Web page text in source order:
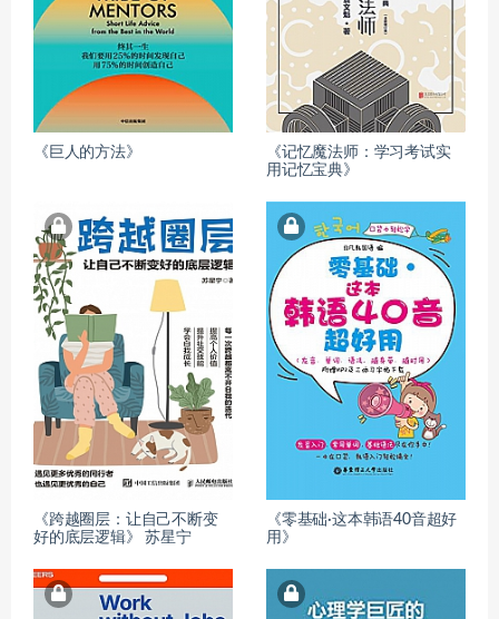
《巨人的方法》
《记忆魔法师：学习考试实
用记忆宝典》
《跨越圈层：让自己不断变
好的底层逻辑》 苏星宁
《零基础·这本韩语40音超好
用》